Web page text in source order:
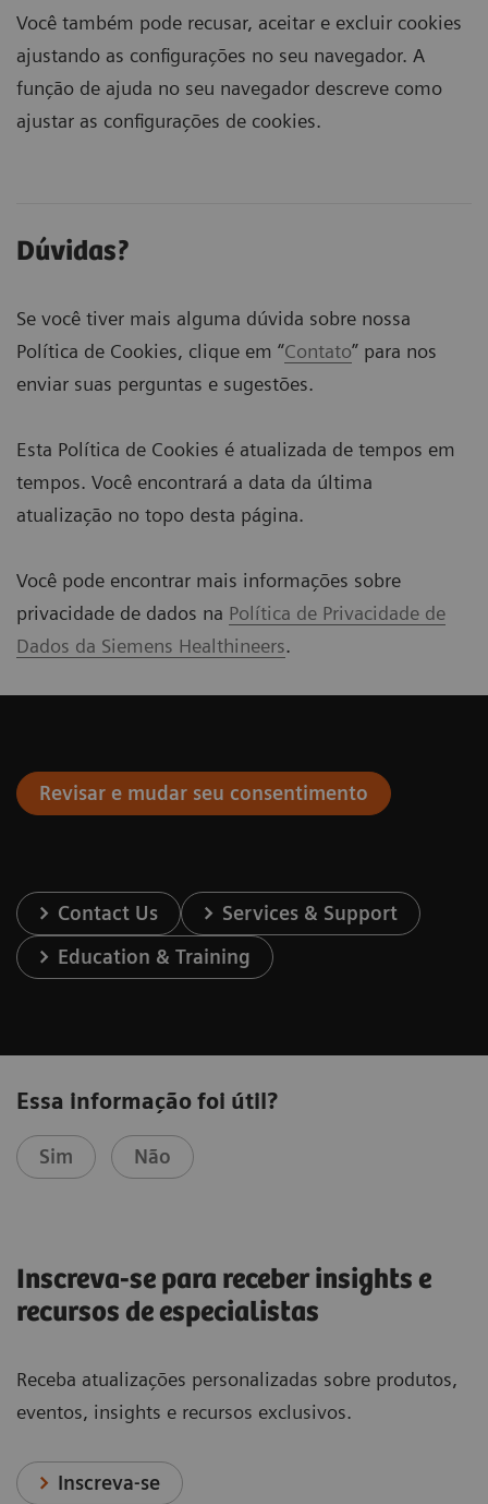
Você também pode recusar, aceitar e excluir cookies
ajustando as configurações no seu navegador. A
função de ajuda no seu navegador descreve como
ajustar as configurações de cookies.
Dúvidas?
Se você tiver mais alguma dúvida sobre nossa
Política de Cookies, clique em “Contato” para nos
enviar suas perguntas e sugestões.
Esta Política de Cookies é atualizada de tempos em
tempos. Você encontrará a data da última
atualização no topo desta página.
Você pode encontrar mais informações sobre
privacidade de dados na Política de Privacidade de
Dados da Siemens Healthineers.
Revisar e mudar seu consentimento
Contact Us
Services & Support
Education & Training
Essa informação foi útil?
Sim Não
Inscreva-se para receber insights e
recursos de especialistas
Receba atualizações personalizadas sobre produtos,
eventos, insights e recursos exclusivos.
Inscreva-se